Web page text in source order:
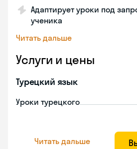
Адаптирует уроки под
ученика
Читать дальше
Услуги и цены
Турецкий язык
Уроки турецкого
Читать дальше